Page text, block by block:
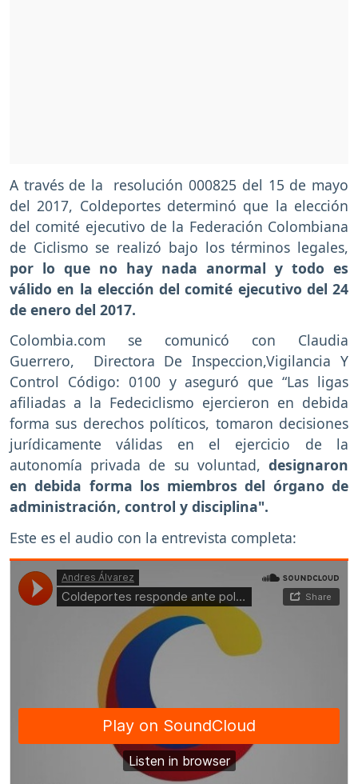
A través de la resolución 000825 del 15 de mayo
del 2017, Coldeportes determinó que la elección
del comité ejecutivo de la Federación Colombiana
de Ciclismo se realizó bajo los términos legales,
por lo que no hay nada anormal y todo es
válido en la elección del comité ejecutivo del 24
de enero del 2017.
Colombia.com se comunicó con Claudia
Guerrero, Directora De Inspeccion,Vigilancia Y
Control Código: 0100 y aseguró que “Las ligas
afiliadas a la Fedeciclismo ejercieron en debida
forma sus derechos políticos, tomaron decisiones
jurídicamente válidas en el ejercicio de la
autonomía privada de su voluntad, designaron
en debida forma los miembros del órgano de
administración, control y disciplina".
Este es el audio con la entrevista completa: